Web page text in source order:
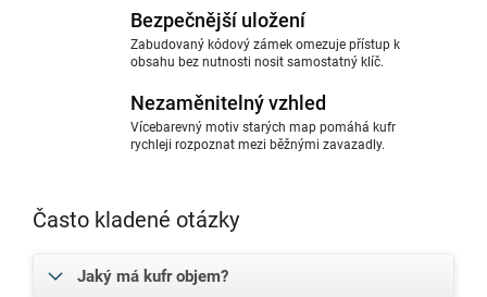
Bezpečnější uložení
Zabudovaný kódový zámek omezuje přístup k
obsahu bez nutnosti nosit samostatný klíč.
Nezaměnitelný vzhled
Vícebarevný motiv starých map pomáhá kufr
rychleji rozpoznat mezi běžnými zavazadly.
Často kladené otázky
Jaký má kufr objem?